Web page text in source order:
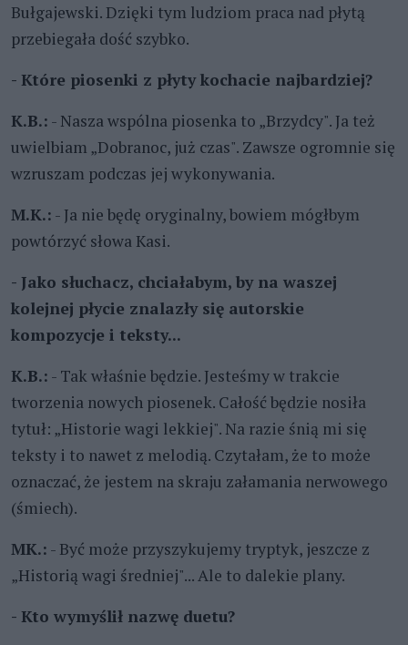
Bułgajewski. Dzięki tym ludziom praca nad płytą
przebiegała dość szybko.
- Które piosenki z płyty kochacie najbardziej?
K.B.: - Nasza wspólna piosenka to „Brzydcy". Ja też
uwielbiam „Dobranoc, już czas". Zawsze ogromnie się
wzruszam podczas jej wykonywania.
M.K.: - Ja nie będę oryginalny, bowiem mógłbym
powtórzyć słowa Kasi.
- Jako słuchacz, chciałabym, by na waszej
kolejnej płycie znalazły się autorskie
kompozycje i teksty...
K.B.: - Tak właśnie będzie. Jesteśmy w trakcie
tworzenia nowych piosenek. Całość będzie nosiła
tytuł: „Historie wagi lekkiej". Na razie śnią mi się
teksty i to nawet z melodią. Czytałam, że to może
oznaczać, że jestem na skraju załamania nerwowego
(śmiech).
MK.: - Być może przyszykujemy tryptyk, jeszcze z
„Historią wagi średniej"... Ale to dalekie plany.
- Kto wymyślił nazwę duetu?